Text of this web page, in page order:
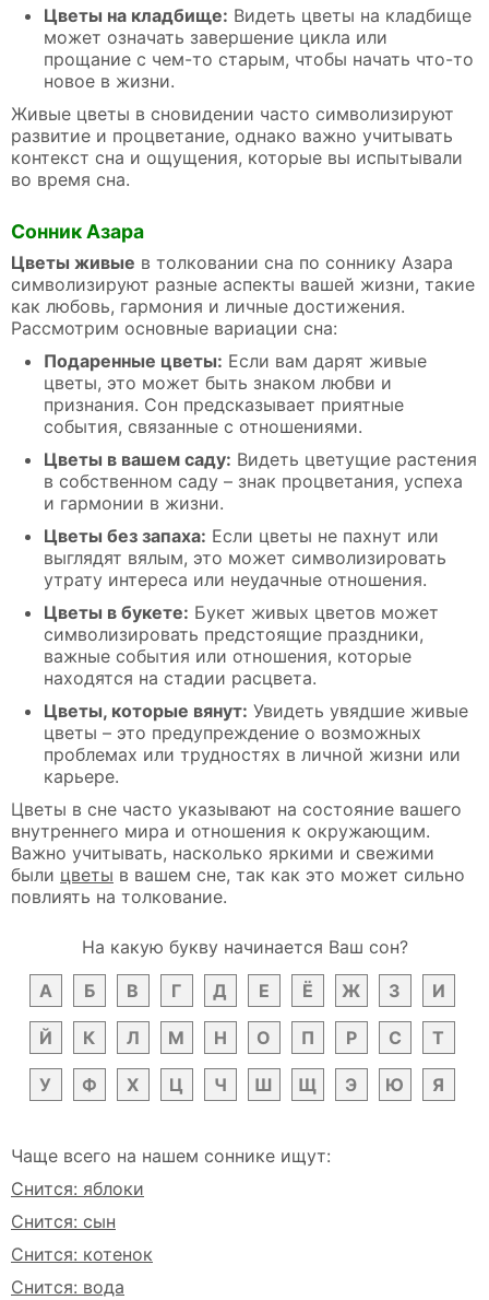
Цветы на кладбище: Видеть цветы на кладбище
может означать завершение цикла или
прощание с чем-то старым, чтобы начать что-то
новое в жизни.
Живые цветы в сновидении часто символизируют
развитие и процветание, однако важно учитывать
контекст сна и ощущения, которые вы испытывали
во время сна.
Сонник Азара
Цветы живые в толковании сна по соннику Азара
символизируют разные аспекты вашей жизни, такие
как любовь, гармония и личные достижения.
Рассмотрим основные вариации сна:
Подаренные цветы: Если вам дарят живые
цветы, это может быть знаком любви и
признания. Сон предсказывает приятные
события, связанные с отношениями.
Цветы в вашем саду: Видеть цветущие растения
в собственном саду – знак процветания, успеха
и гармонии в жизни.
Цветы без запаха: Если цветы не пахнут или
выглядят вялым, это может символизировать
утрату интереса или неудачные отношения.
Цветы в букете: Букет живых цветов может
символизировать предстоящие праздники,
важные события или отношения, которые
находятся на стадии расцвета.
Цветы, которые вянут: Увидеть увядшие живые
цветы – это предупреждение о возможных
проблемах или трудностях в личной жизни или
карьере.
Цветы в сне часто указывают на состояние вашего
внутреннего мира и отношения к окружающим.
Важно учитывать, насколько яркими и свежими
были цветы в вашем сне, так как это может сильно
повлиять на толкование.
На какую букву начинается Ваш сон?
А
Б В Г Д Е Ё Ж З И
Й К Л М Н О П Р С Т
У Ф Х Ц Ч Ш Щ Э Ю Я
Чаще всего на нашем соннике ищут:
Снится: яблоки
Снится: сын
Снится: котенок
Снится: вода